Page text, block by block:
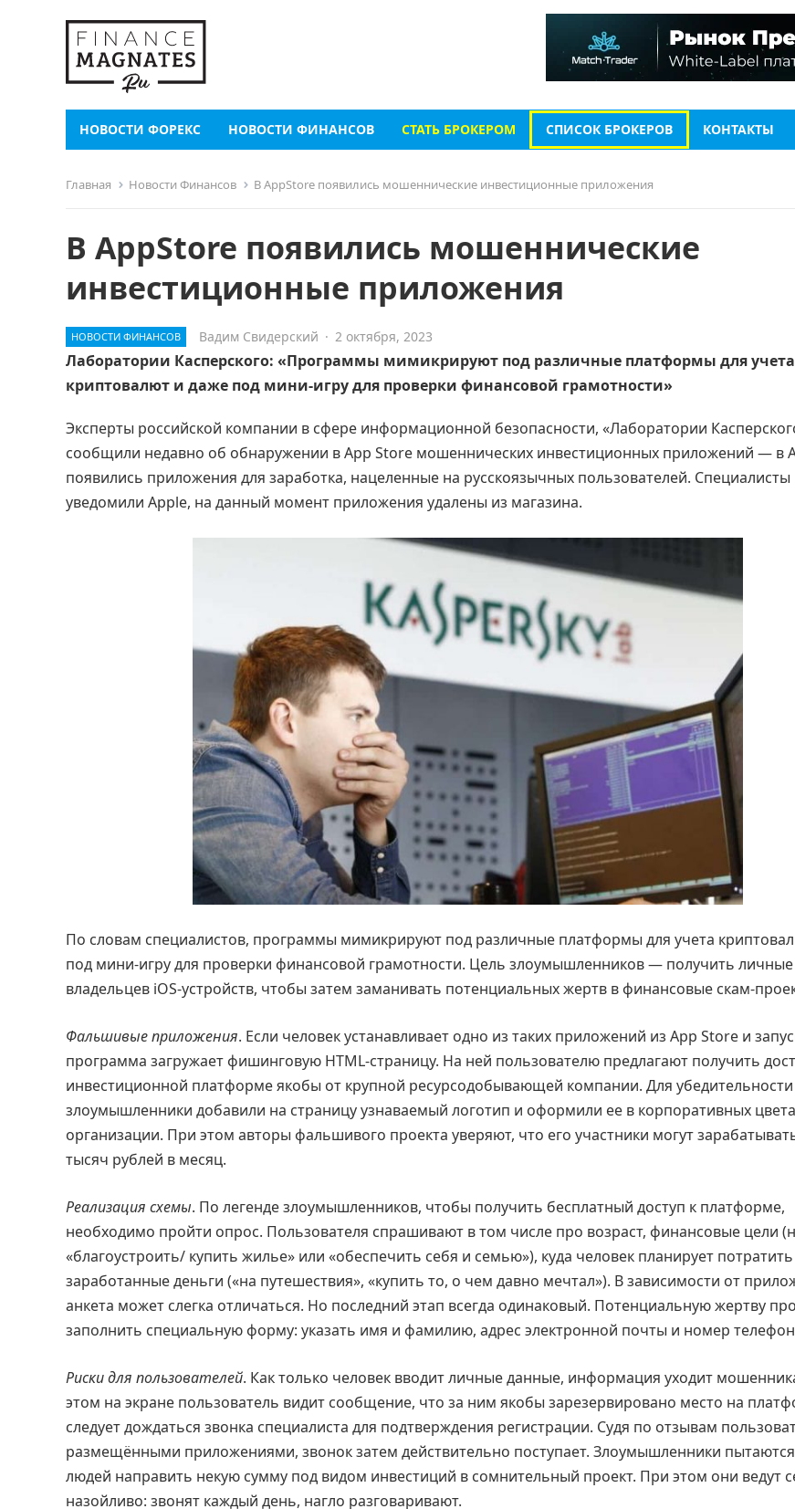
НОВОСТИ ФОРЕКС НОВОСТИ ФИНАНСОВ СТАТЬ БРОКЕРОМ СПИСОК БРОКЕРОВ КОНТАКТЫ
Главная Новости Финансов В AppStore появились мошеннические инвестиционные приложения
В AppStore появились мошеннические
инвестиционные приложения
НОВОСТИ ФИНАНСОВ Вадим Свидерский · 2 октября, 2023
Лаборатории Касперского: «Программы мимикрируют под различные платформы для учета
криптовалют и даже под мини-игру для проверки финансовой грамотности»
Эксперты российской компании в сфере информационной безопасности, «Лаборатории
сообщили недавно об обнаружении в App Store мошеннических инвестиционных приложений — в
появились приложения для заработка, нацеленные на русскоязычных пользователей. Специалисты
уведомили Apple, на данный момент приложения удалены из магазина.
По словам специалистов, программы мимикрируют под различные платформы для учета
под мини-игру для проверки финансовой грамотности. Цель злоумышленников — получить
владельцев iOS-устройств, чтобы затем заманивать потенциальных жертв в финансовые скам-
Фальшивые приложения. Если человек устанавливает одно из таких приложений из App Store и
программа загружает фишинговую HTML-страницу. На ней пользователю предлагают получить
инвестиционной платформе якобы от крупной ресурсодобывающей компании. Для убедительности
злоумышленники добавили на страницу узнаваемый логотип и оформили ее в корпоративных
организации. При этом авторы фальшивого проекта уверяют, что его участники могут
тысяч рублей в месяц.
Реализация схемы. По легенде злоумышленников, чтобы получить бесплатный доступ к платформе,
необходимо пройти опрос. Пользователя спрашивают в том числе про возраст, финансовые цели
«благоустроить/ купить жилье» или «обеспечить себя и семью»), куда человек планирует потратить
заработанные деньги («на путешествия», «купить то, о чем давно мечтал»). В зависимости от
анкета может слегка отличаться. Но последний этап всегда одинаковый. Потенциальную жертву
заполнить специальную форму: указать имя и фамилию, адрес электронной почты и номер
Риски для пользователей. Как только человек вводит личные данные, информация уходит
этом на экране пользователь видит сообщение, что за ним якобы зарезервировано место на
следует дождаться звонка специалиста для подтверждения регистрации. Судя по отзывам
размещёнными приложениями, звонок затем действительно поступает. Злоумышленники
людей направить некую сумму под видом инвестиций в сомнительный проект. При этом они ведут
назойливо: звонят каждый день, нагло разговаривают.